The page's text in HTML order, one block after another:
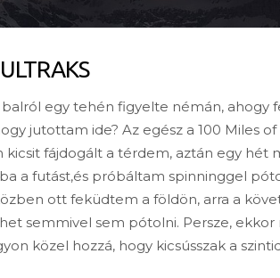
egy tehén figyelte némán, ahogy
jutottam ide? Az egész a 100 Miles
kicsit fájdogált a térdem, aztán egy hét
a futást,és próbáltam spinninggel
ott feküdtem a földön, arra a
semmivel sem pótolni. Persze,
közel hozzá, hogy kicsússzak a